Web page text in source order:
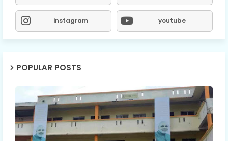
instagram youtube
POPULAR POSTS